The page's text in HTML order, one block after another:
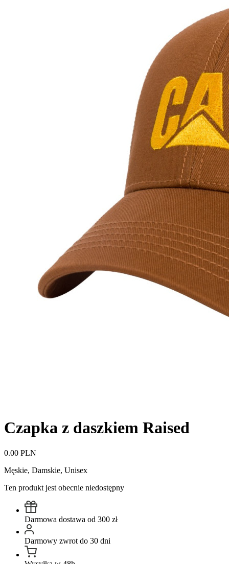
Czapka z daszkiem Raised
0.00 PLN
Męskie, Damskie, Unisex
Ten produkt jest obecnie niedostępny
Darmowa dostawa od 300 zł
Darmowy zwrot do 30 dni